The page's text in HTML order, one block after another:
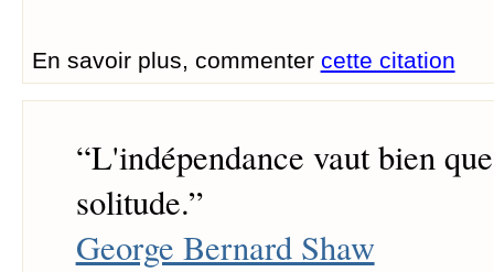
En savoir plus, commenter cette citation
“L'indépendance vaut bien
solitude.”
George Bernard Shaw